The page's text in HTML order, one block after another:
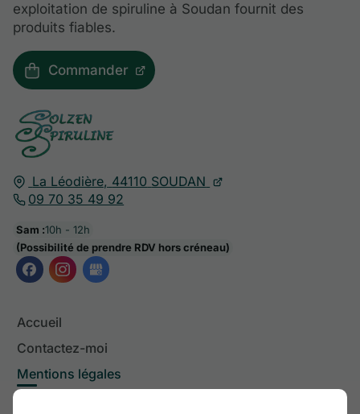
La Léodière, 44110 SOUDAN
09 70 35 49 92
Sam :10h - 12h
(Possibilité de prendre RDV hors créneau)
Accueil
Contactez-moi
Mentions légales
exploitation de spiruline à Soudan fournit des
produits fiables.
Commander